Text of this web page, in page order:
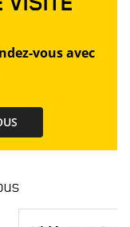
vous avec